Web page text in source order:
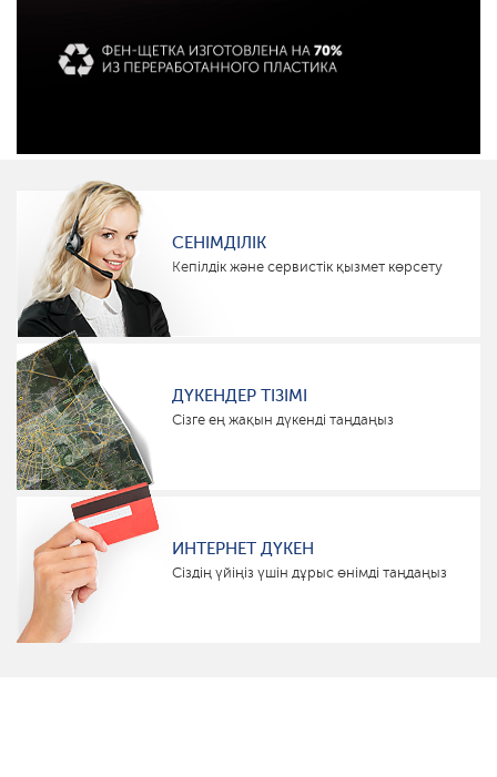
СЕНІМДІЛІК
Кепілдік және сервистік қызмет көрсету
ДҮКЕНДЕР ТІЗІМІ
Сізге ең жақын дүкенді таңдаңыз
ИНТЕРНЕТ ДҮКЕН
Сіздің үйіңіз үшін дұрыс өнімді таңдаңыз